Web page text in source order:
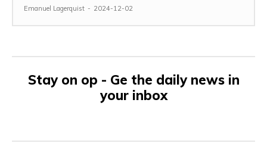
Emanuel Lagerquist - 2024-12-02
Stay on op - Ge the daily news in
your inbox